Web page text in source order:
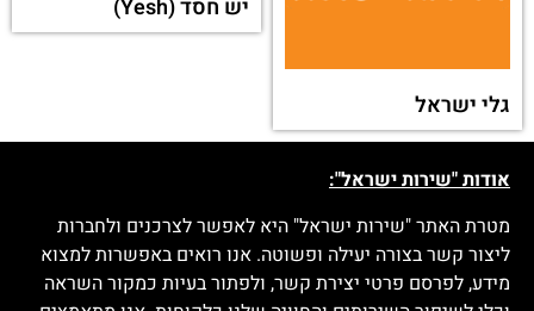
גלי ישראל
אודות "שירות ישראל":